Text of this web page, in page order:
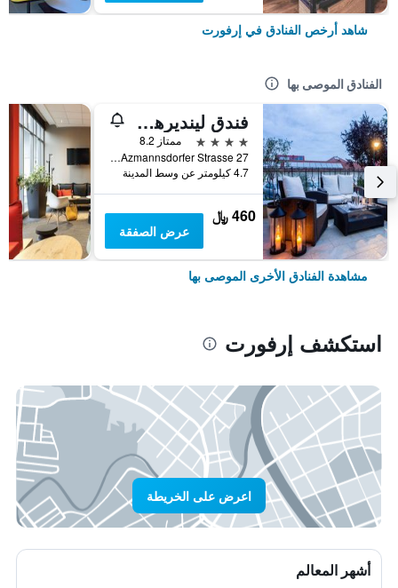
شاهد أرخص الفنادق في إرفورت
الفنادق الموصى بها
فندق لينديرهوف إرفورت
4 نجوم
ممتاز 8.2
Azmannsdorfer Strasse 27, إرفورت, تورنغن, ألمانيا
4.7 كيلومتر عن وسط المدينة
460 ﷼
عرض الصفقة
مشاهدة الفنادق الأخرى الموصى بها
استكشف إرفورت
اعرض على الخريطة
أشهر المعالم